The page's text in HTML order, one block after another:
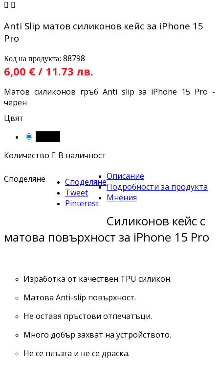
 
Anti Slip матов силиконов кейс за iPhone 15
Pro
Код на продукта: 88798
6,00 € / 11.73 лв.
Матов силиконов гръб Anti slip за iPhone 15 Pro -
черен
Цвят
Количество  В наличност
Споделяне
Споделяне
Tweet
Pinterest
Описание
Подробности за продукта
Мнения
Силиконов кейс с
матова повърхност за iPhone 15 Pro
Изработка от качествен TPU силикон.
Матова Anti-slip повърхност.
Не оставя пръстови отпечатъци.
Много добър захват на устройството.
Не се плъзга и не се драска.